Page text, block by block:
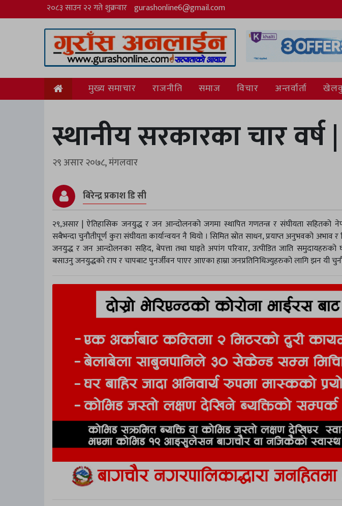
२०८३ साउन २२ गते शुक्रवार gurashonline6@gmail.com
मुख्य समाचार राजनीति समाज विचार अन्तर्वार्ता
स्थानीय सरकारका चार वर्ष |
२९ असार २०७८, मंगलवार
बिरेन्द्र प्रकाश डि सी
२९,असार | ऐतिहासिक जनयुद्ध र जन आन्दोलनको जगमा स्थापित गणतन्त्र र संघीयता सहितको
सबैभन्दा चुनौतीपूर्ण कुरा संघीयता कार्यान्वयन नै थियो । सिमित स्रोत साधन, प्रयाप्त अनुभवको अभाव र
जनयुद्ध र जन आन्दोलनका सहिद, बेपत्ता तथा घाइते अपांग परिवार, उत्पीडित जाति
बसाउनु जनयुद्धको राप र चापबाट पुनर्जीवन पाएर आएका हाम्रा जनप्रतिनिधिज्युहरुको लागि झन यी